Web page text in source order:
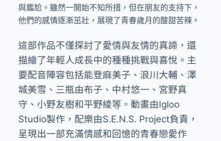
與尷尬。雖然一開始不知所措，但在朋友的支持下，
他們的感情逐漸茁壯，展現了青春歲月的酸甜苦辣。
這部作品不僅探討了愛情與友情的真諦，還
描繪了年輕人成長中的種種挑戰與喜悅。主
要配音陣容包括能登麻美子、浪川大輔、澤
城美雪、三瓶由布子、中村悠一、宮野真
守、小野友樹和平野綾等。動畫由Igloo
Studio製作，配樂由S.E.N.S. Project負責，
呈現出一部充滿情感和回憶的青春戀愛作